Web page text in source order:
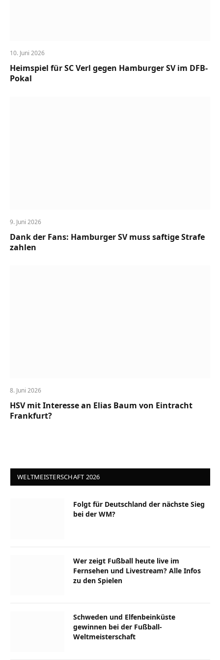
10. Juni 2026
Heimspiel für SC Verl gegen Hamburger SV im DFB-
Pokal
9. Juni 2026
Dank der Fans: Hamburger SV muss saftige Strafe
zahlen
8. Juni 2026
HSV mit Interesse an Elias Baum von Eintracht
Frankfurt?
WELTMEISTERSCHAFT 2026
Folgt für Deutschland der nächste Sieg
bei der WM?
Wer zeigt Fußball heute live im
Fernsehen und Livestream? Alle Infos
zu den Spielen
Schweden und Elfenbeinküste
gewinnen bei der Fußball-
Weltmeisterschaft